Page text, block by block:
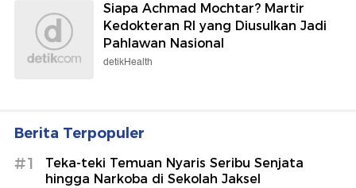
Siapa Achmad Mochtar? Martir
Kedokteran RI yang Diusulkan Jadi
Pahlawan Nasional
detikHealth
Berita Terpopuler
#1
Teka-teki Temuan Nyaris Seribu Senjata
hingga Narkoba di Sekolah Jaksel